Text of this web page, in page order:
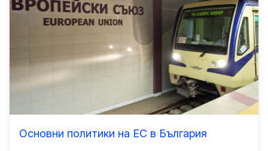
Основни политики на ЕС в България